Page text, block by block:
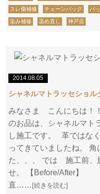
スレ傷補修 チェーンバッグ バ
染み補修 染め直し 神戸店
2014.08.05
シャネルマトラッセショ
みなさま こんにちは！
のお品は、シャネルマ
し施工です。 革ではな
ってきていましたね。
た、、、 では 施工前、
せ。 【Before/After
直…… [続きを読む]